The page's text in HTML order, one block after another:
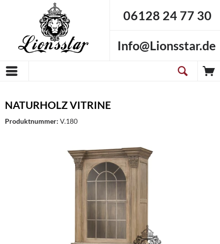
06128 24 77 30
Info@Lionsstar.de
NATURHOLZ VITRINE
Produktnummer: V.180